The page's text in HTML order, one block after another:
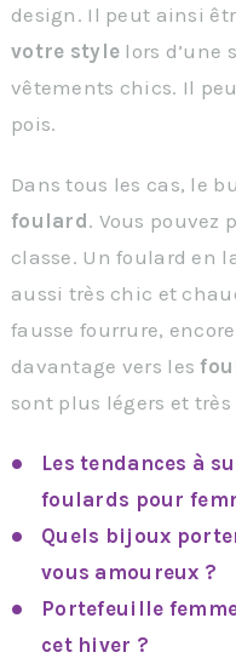
design. Il peut ainsi
votre style lors d’une
vêtements chics. Il
pois.
Dans tous les cas, le
foulard. Vous pouvez
classe. Un foulard en
aussi très chic et
fausse fourrure,
davantage vers les
sont plus légers et
Les tendances à
foulards pour
Quels bijoux
vous amoureux ?
Portefeuille
cet hiver ?